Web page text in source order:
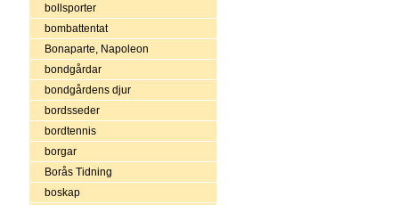
bollsporter
bombattentat
Bonaparte, Napoleon
bondgårdar
bondgårdens djur
bordsseder
bordtennis
borgar
Borås Tidning
boskap